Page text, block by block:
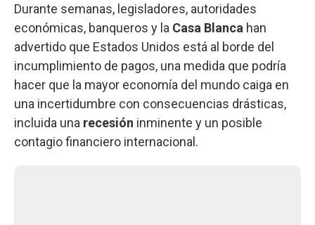
Durante semanas, legisladores, autoridades
económicas, banqueros y la Casa Blanca han
advertido que Estados Unidos está al borde del
incumplimiento de pagos, una medida que podría
hacer que la mayor economía del mundo caiga en
una incertidumbre con consecuencias drásticas,
incluida una recesión inminente y un posible
contagio financiero internacional.